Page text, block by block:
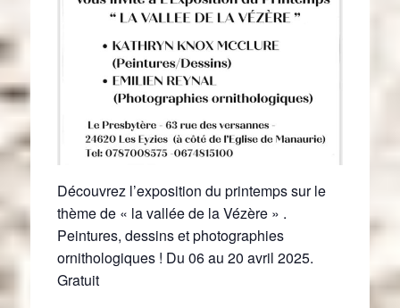
Découvrez l’exposition du printemps sur le
thème de « la vallée de la Vézère » .
Peintures, dessins et photographies
ornithologiques ! Du 06 au 20 avril 2025.
Gratuit